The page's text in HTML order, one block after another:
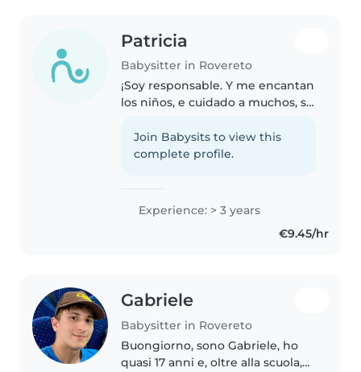
Patricia
Babysitter in Rovereto
¡Soy responsable. Y me encantan
los niños, e cuidado a muchos, se
podría enseñar a su hij@ a
aprender, soy muy buena
Join Babysits to view this
complete profile.
Experience: > 3 years
€9.45/hr
Gabriele
Babysitter in Rovereto
Buongiorno, sono Gabriele, ho
quasi 17 anni e, oltre alla scuola,